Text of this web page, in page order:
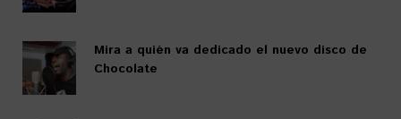
Mira a quién va dedicado el nuevo disco de
Chocolate